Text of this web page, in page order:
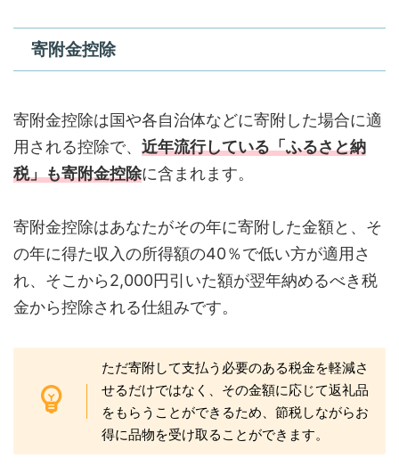
寄附金控除
寄附金控除は国や各自治体などに寄附した場合に適
用される控除で、 近年流行している「ふるさと納
税」も寄附金控除に含まれます。
寄附金控除はあなたがその年に寄附した金額と、そ
の年に得た収入の所得額の40％で低い方が適用さ
れ、そこから2,000円引いた額が翌年納めるべき税
金から控除される仕組みです。
ただ寄附して支払う必要のある税金を軽減さ
せるだけではなく、その金額に応じて返礼品
をもらうことができるため、節税しながらお
得に品物を受け取ることができます。